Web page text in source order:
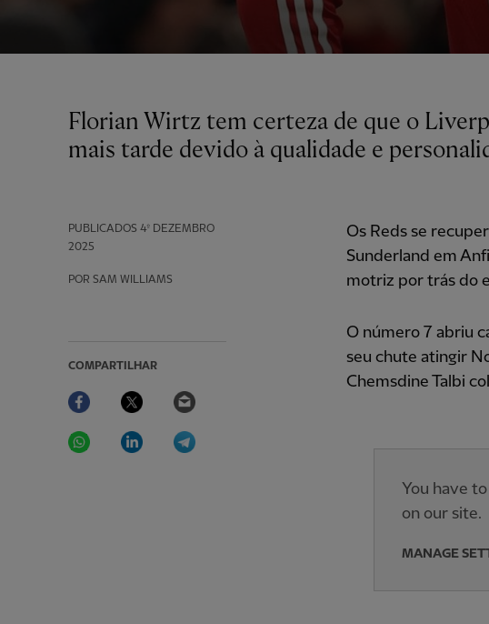
PUBLICADOS 4º DEZEMBRO
2025
POR SAM WILLIAMS
COMPARTILHAR
Facebook Twitter
WhatsAppLinkedIn
Florian Wirtz tem certeza de que o Liverpool entrará em ação mais cedo ou
mais tarde devido à qualidade e
Os Reds se
Sunderland em
motriz por trás do
O número 7 abriu
seu chute atingir
Chemsdine Talbi
You have
on our site.
MANAGE